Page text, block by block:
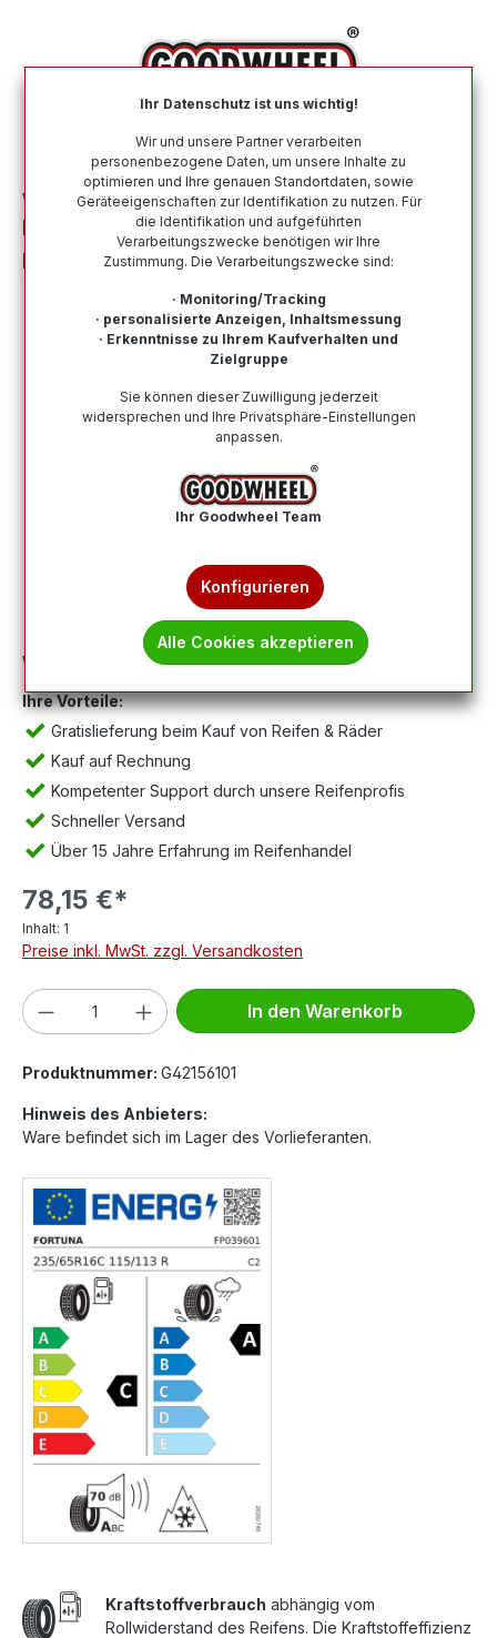
Winterreifen Nach Größe 235 65 R16
FORTUNA GOWIN VAN 235/65R16 115R
BSW
Bildergalerie überspringen
Wichtig: Abbildung kann abweichen, Lieferung ohne Felge.
Ihre Vorteile:
Gratislieferung beim Kauf von Reifen & Räder
Kauf auf Rechnung
Kompetenter Support durch unsere Reifenprofis
Schneller Versand
Über 15 Jahre Erfahrung im Reifenhandel
78,15 €*
Inhalt: 1
Preise inkl. MwSt. zzgl. Versandkosten
Produkt Anzahl: Gib den gewünschten
In den Warenkorb
Produktnummer: G42156101
Hinweis des Anbieters:
Ware befindet sich im Lager des Vorlieferanten.
Kraftstoffverbrauch abhängig vom
Rollwiderstand des Reifens. Die Kraftstoffeffizienz
Ihr Datenschutz ist uns wichtig!
Wir und unsere Partner verarbeiten
personenbezogene Daten, um unsere Inhalte zu
optimieren und Ihre genauen Standortdaten, sowie
Geräteeigenschaften zur Identifikation zu nutzen. Für
die Identifikation und aufgeführten
Verarbeitungszwecke benötigen wir Ihre
Zustimmung. Die Verarbeitungszwecke sind:
· Monitoring/Tracking
· personalisierte Anzeigen, Inhaltsmessung
· Erkenntnisse zu Ihrem Kaufverhalten und
Zielgruppe
Sie können dieser Zuwilligung jederzeit
widersprechen und Ihre Privatsphäre-Einstellungen
anpassen.
Ihr Goodwheel Team
Konfigurieren
Alle Cookies akzeptieren